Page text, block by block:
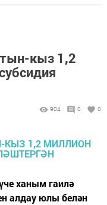
кыз 1,2
904 0 0
ханым гаилә
алдау юлы белән